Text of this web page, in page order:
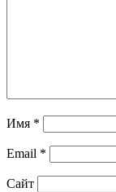
Имя *
Email *
Сайт